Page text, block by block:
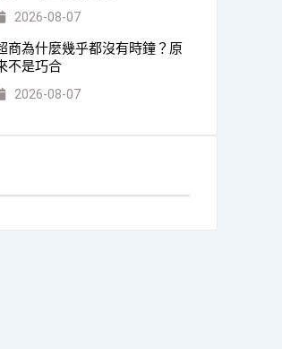
2026-08-07
商為什麼幾乎都沒有時鐘？原
不是巧合
2026-08-07